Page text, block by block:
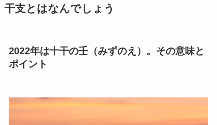
干支とはなんでしょう
2022年は十干の壬（みずのえ）。その意味と
ポイント